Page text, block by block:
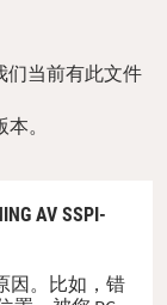
们当前有此文件
。
AV SSPI-
因。比如，错